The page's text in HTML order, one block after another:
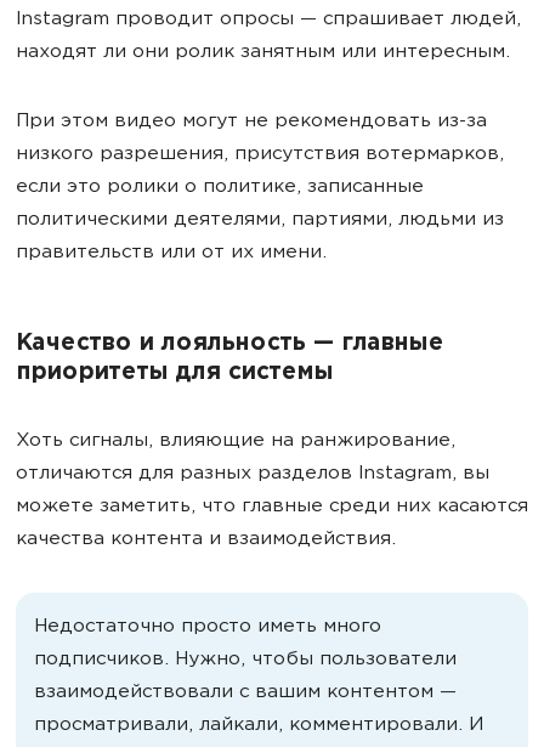
Instagram проводит опросы — спрашивает людей,
находят ли они ролик занятным или интересным.
При этом видео могут не рекомендовать из-за
низкого разрешения, присутствия вотермарков,
если это ролики о политике, записанные
политическими деятелями, партиями, людьми из
правительств или от их имени.
Качество и лояльность — главные
приоритеты для системы
Хоть сигналы, влияющие на ранжирование,
отличаются для разных разделов Instagram, вы
можете заметить, что главные среди них касаются
качества контента и взаимодействия.
Недостаточно просто иметь много
подписчиков. Нужно, чтобы пользователи
взаимодействовали с вашим контентом —
просматривали, лайкали, комментировали. И